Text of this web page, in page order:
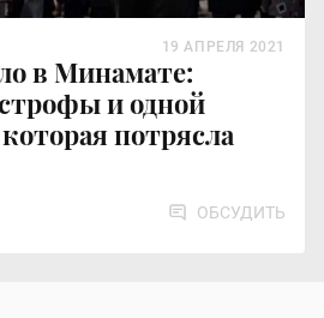
в Минамате:
и одной
потрясла
19 АПРЕЛЯ 2021
ОБСУДИТЬ